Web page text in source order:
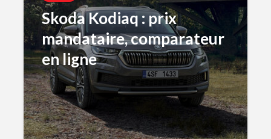
Skoda Kodiaq : prix
mandataire, comparateur
en ligne